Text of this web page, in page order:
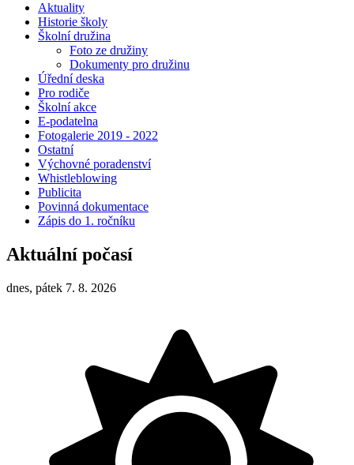
Aktuality
Historie školy
Školní družina
Foto ze družiny
Dokumenty pro družinu
Úřední deska
Pro rodiče
Školní akce
E-podatelna
Fotogalerie 2019 - 2022
Ostatní
Výchovné poradenství
Whistleblowing
Publicita
Povinná dokumentace
Zápis do 1. ročníku
Aktuální počasí
dnes, pátek 7. 8. 2026